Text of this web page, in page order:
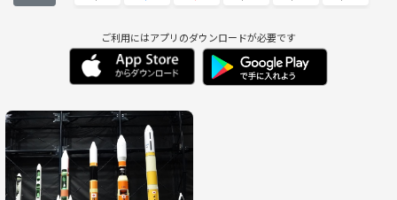
8/13 8/14 8/15 8/16 8/17
水
8/19
木
8/20
土
8/22
日
8/23
8/25 8/27
月
8/31
火
9/1
ご利用にはアプリのダウンロードが必要です